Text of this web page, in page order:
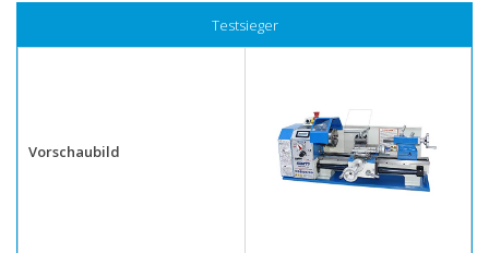
Testsieger
Vorschaubild